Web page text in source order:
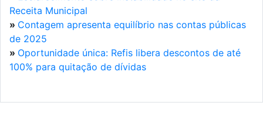
Receita Municipal
» Contagem apresenta equilíbrio nas contas públicas
de 2025
» Oportunidade única: Refis libera descontos de até
100% para quitação de dívidas